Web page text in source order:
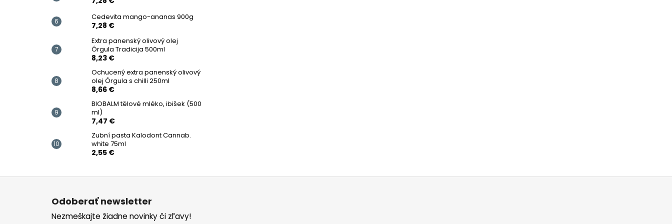
Cedevita mango-ananas 900g
7,28 €
Extra panenský olivový olej
Órgula Tradicija 500ml
8,23 €
Ochucený extra panenský olivový
olej Órgula s chilli 250ml
8,66 €
BIOBALM tělové mléko, ibišek (500
ml)
7,47 €
Zubní pasta Kalodont Cannab.
white 75ml
2,55 €
Z
Odoberať newsletter
Nezmeškajte žiadne novinky či zľavy!